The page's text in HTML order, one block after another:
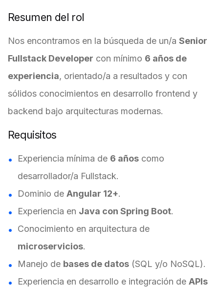
Resumen del rol
Nos encontramos en la búsqueda de un/a Senior
Fullstack Developer con mínimo 6 años de
experiencia, orientado/a a resultados y con
sólidos conocimientos en desarrollo frontend y
backend bajo arquitecturas modernas.
Requisitos
Experiencia mínima de 6 años como
desarrollador/a Fullstack.
Dominio de Angular 12+.
Experiencia en Java con Spring Boot.
Conocimiento en arquitectura de
microservicios.
Manejo de bases de datos (SQL y/o NoSQL).
Experiencia en desarrollo e integración de APIs